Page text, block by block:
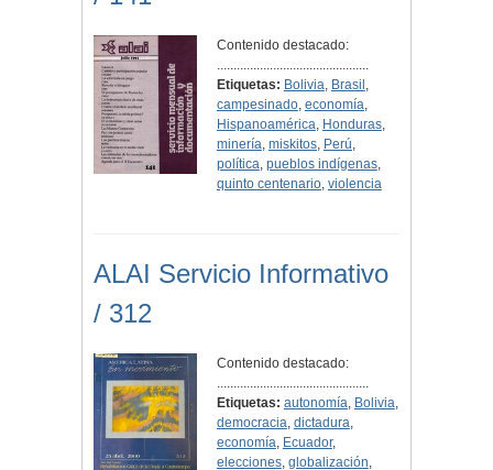
Contenido destacado:
..............................................
Etiquetas: Bolivia, Brasil ,
campesinado, economía,
Hispanoamérica, Honduras,
minería, miskitos, Perú,
política, pueblos indígenas,
quinto centenario, violencia
ALAI Servicio Informativo
/ 312
Contenido destacado:
..............................................
Etiquetas: autonomía, Bolivia,
democracia, dictadura,
economía, Ecuador,
elecciones, globalización,